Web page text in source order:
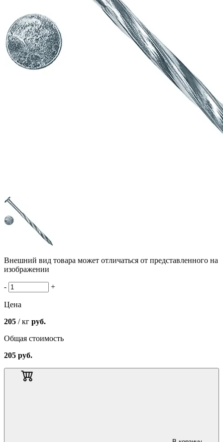
Внешний вид товара может отличаться от представленного на
изображении
- +
Цена
205 / кг руб.
Общая стоимость
205 руб.